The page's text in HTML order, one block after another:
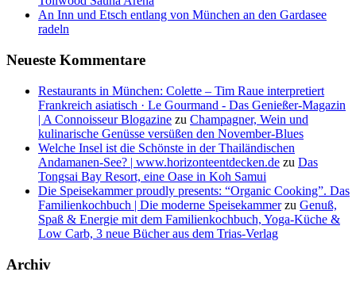
An Inn und Etsch entlang von München an den Gardasee
radeln
Neueste Kommentare
Restaurants in München: Colette – Tim Raue interpretiert
Frankreich asiatisch · Le Gourmand - Das Genießer-Magazin
| A Connoisseur Blogazine zu Champagner, Wein und
kulinarische Genüsse versüßen den November-Blues
Welche Insel ist die Schönste in der Thailändischen
Andamanen-See? | www.horizonteentdecken.de zu Das
Tongsai Bay Resort, eine Oase in Koh Samui
Die Speisekammer proudly presents: “Organic Cooking”. Das
Familienkochbuch | Die moderne Speisekammerzu Genuß,
Spaß & Energie mit dem Familienkochbuch, Yoga-Küche &
Low Carb, 3 neue Bücher aus dem Trias-Verlag
Archiv